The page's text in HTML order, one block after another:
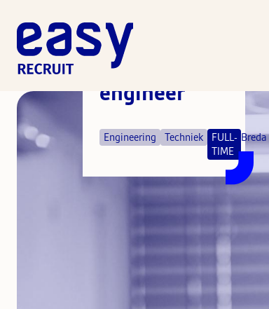
(Electronic)
Application
engineer
Engineering Techniek
FULL-
TIME
Breda